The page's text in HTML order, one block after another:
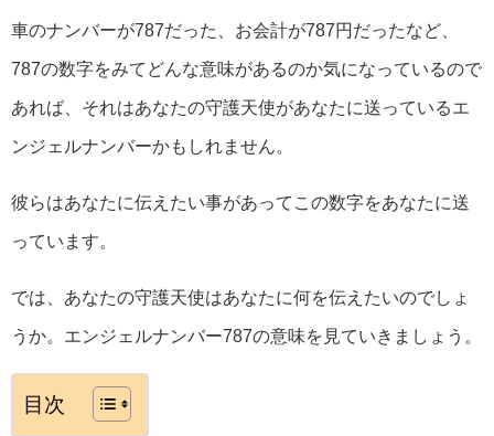
車のナンバーが787だった、お会計が787円だったなど、
787の数字をみてどんな意味があるのか気になっているので
あれば、それはあなたの守護天使があなたに送っているエ
ンジェルナンバーかもしれません。
彼らはあなたに伝えたい事があってこの数字をあなたに送
っています。
では、あなたの守護天使はあなたに何を伝えたいのでしょ
うか。エンジェルナンバー787の意味を見ていきましょう。
目次